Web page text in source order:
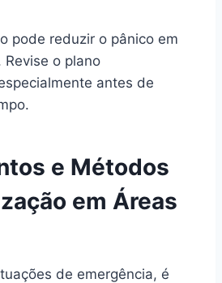
pode reduzir o pânico em
o plano
antes de
e Métodos
em Áreas
de emergência, é